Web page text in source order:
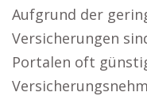
Aufgrund der
Versicherungen
Portalen oft